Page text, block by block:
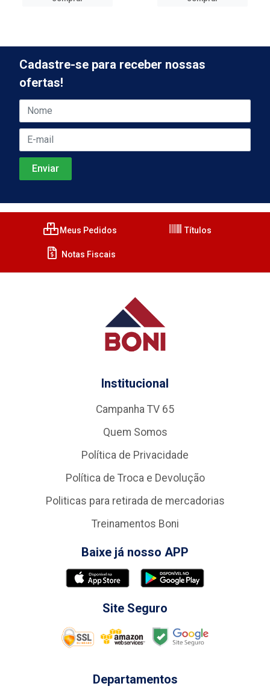
Cadastre-se para receber nossas
ofertas!
Meus Pedidos Títulos
Notas Fiscais
Institucional
Campanha TV 65
Quem Somos
Política de Privacidade
Política de Troca e Devolução
Politicas para retirada de mercadorias
Treinamentos Boni
Baixe já nosso APP
Site Seguro
Departamentos